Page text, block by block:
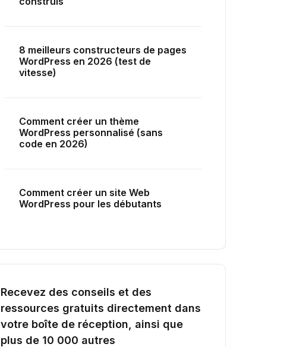
8 meilleurs constructeurs de pages
WordPress en 2026 (test de
vitesse)
Comment créer un thème
WordPress personnalisé (sans
code en 2026)
Comment créer un site Web
WordPress pour les débutants
Recevez des conseils et des
ressources gratuits directement dans
votre boîte de réception, ainsi que
plus de 10 000 autres